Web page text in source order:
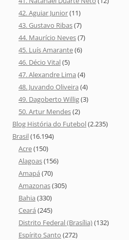
42. Aguiar Junior(11)
43. Gustavo Ribas(7)
44. Maurício Neves(7)
45. Luís Amarante(6)
46. Décio Vital(5)
47. Alexandre Lima (4)
48. Juvando Oliveira (4)
49. Dagoberto Willig(3)
50. Artur Mendes(2)
Blog História do Futebol(2.235)
Brasil(16.194)
Acre(150)
Alagoas(156)
Amapá (70)
Amazonas(305)
Bahia (330)
Ceará (245)
Distrito Federal (Brasília)(132)
Espírito Santo (272)